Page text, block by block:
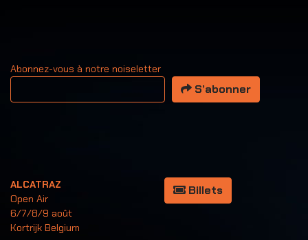
Abonnez-vous à notre noiseletter
Votre adresse email
S’abonner
ALCATRAZ
Open Air
6/7/8/9 août
Kortrijk Belgium
Billets